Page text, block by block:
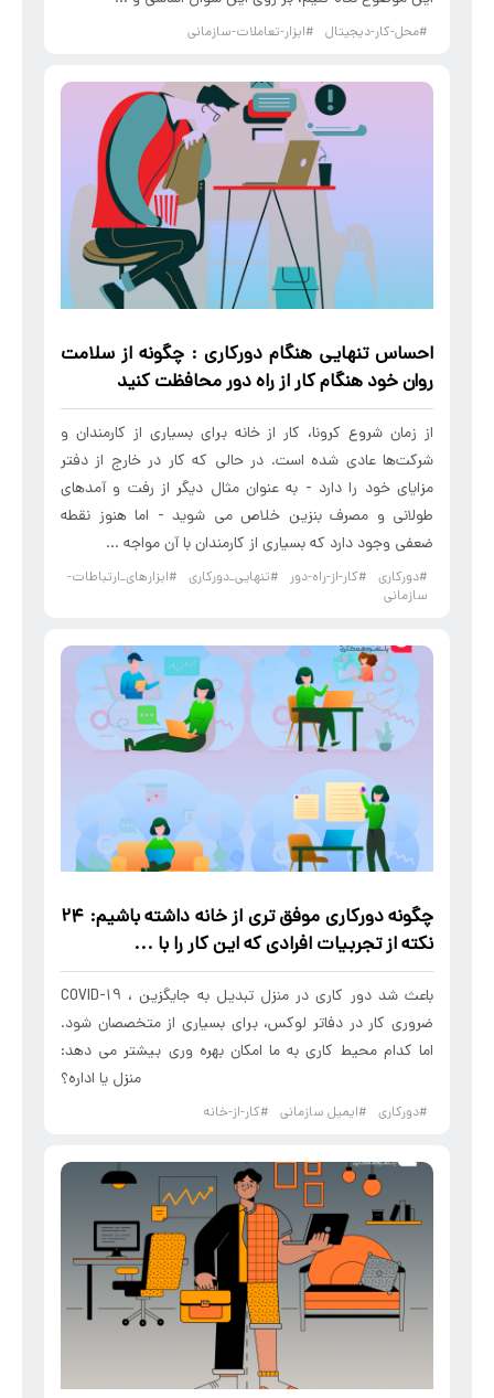
#محل-کار-دیجیتال #ابزار-تعاملات-سازمانی
احساستنهایی هنگام دورکاری : چگونه از سلامت
روان خود هنگامکار از راه دور محافظت کنید
از زمان شروع کرونا، کار از خانه برای بسیاری از کارمندان و
شرکت‌ها عادی شده است. در حالی که کار در خارج از دفتر
مزایای خود را دارد - به عنوان مثال دیگر از رفت و آمدهای
طولانی و مصرف بنزین خلاص می شوید - اما هنوز نقطه
ضعفی وجود دارد که بسیاری از کارمندان با آن مواجه ...
#دورکاری #کار-از-راه-دور #تنهایی_دورکاری
#ابزارهای_ارتباطات-
سازمانی
چگونهدورکاری
موفق تری از خانه داشته باشیم: 24
نکته از تجربیات افرادی که این کار را با ...
COVID-19 ، باعث شد دور کاری در منزل تبدیل به جایگزین
ضروری کار در دفاتر لوکس، برای بسیاری از متخصصان شود.
اما کدام محیط کاری به ما امکان بهره وری بیشتر می دهد:
منزل یا اداره؟
#دورکاری #ایمیل سازمانی #کار-از-خانه